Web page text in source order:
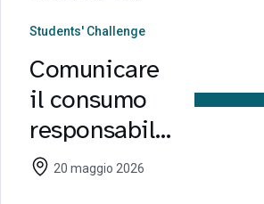
Beverage”:
open lesson
con Coca-
Cola HBC
Students' Challenge
Comunicare
il consumo
responsabile:
SMEA vince
20 maggio 2026